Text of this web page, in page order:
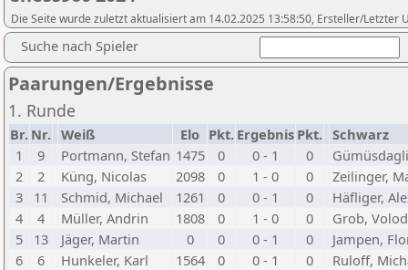
Die Seite wurde zuletzt aktualisiert am 14.02.2025 13:58:50, Ersteller/Letzter
Suche nach Spieler
Paarungen/Ergebnisse
1. Runde
Br. Nr. Weiß Elo Pkt. Ergebnis Pkt. Schwarz
1
9 Portmann, Stefan 1475 0 0 - 1 0
2
2 Küng, Nicolas 2098 0 1 - 0 0
Zeilinger,
3
11 Schmid, Michael 1261 0 0 - 1 0
Häfliger,
4
4 Müller, Andrin 1808 0 1 - 0 0
Grob,
5
13 Jäger, Martin 0 0 0 - 1 0
Jampen,
6
6 Hunkeler, Karl 1564 0 0 - 1 0
Ruloff,